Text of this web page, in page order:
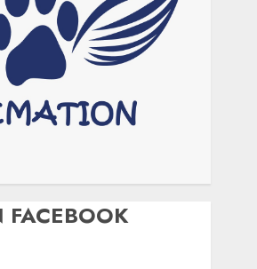
FACEBOOK